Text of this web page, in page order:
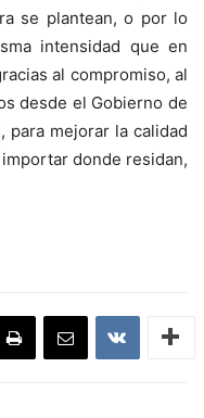
se plantean, o por lo
intensidad que en
al compromiso, al
desde el Gobierno de
para mejorar la calidad
donde residan,